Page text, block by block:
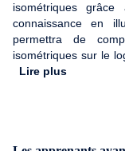
isométriques
connaissance en
permettra de
isométriques sur le
outils adéquats
Lire plus